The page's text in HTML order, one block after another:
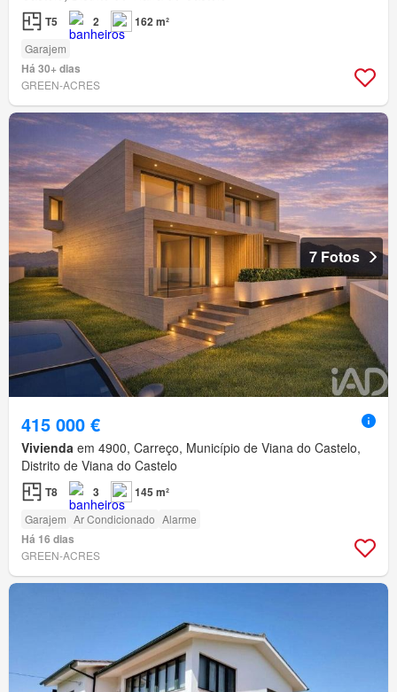
T5 2 162 m²
Garajem
Há 30+ dias
GREEN-ACRES
7 Fotos
415 000 €
Vivienda em 4900, Carreço, Município de Viana do Castelo,
Distrito de Viana do Castelo
T8 3 145 m²
Garajem Ar Condicionado Alarme
Há 16 dias
GREEN-ACRES